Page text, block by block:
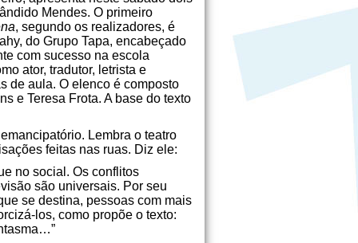
Mendes. O primeiro
, segundo os realizadores, é
do Grupo Tapa, encabeçado
com sucesso na escola
ator, tradutor, letrista e
de aula. O elenco é composto
e Teresa Frota. A base do texto
Lembra o teatro
feitas nas ruas. Diz ele:
no social. Os conflitos
são universais. Por seu
se destina, pessoas com mais
los, como propõe o texto: